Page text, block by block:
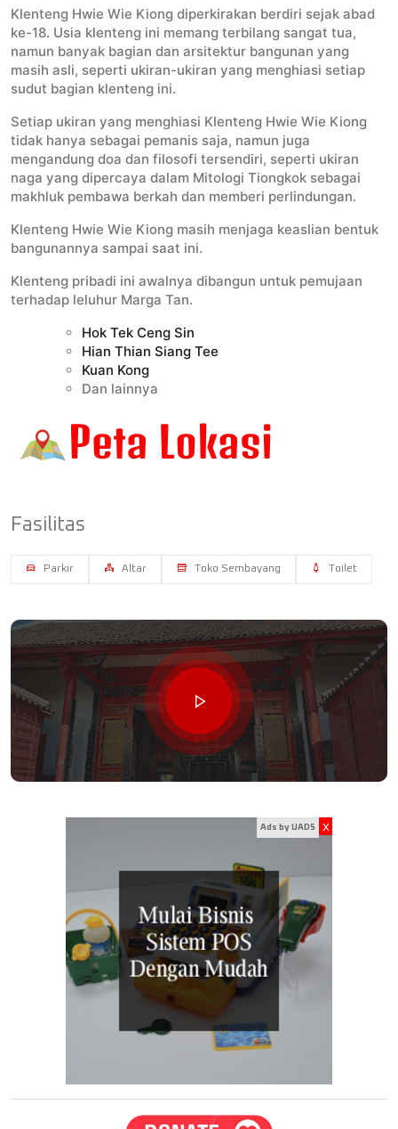
Klenteng Hwie Wie Kiong diperkirakan berdiri sejak abad
ke-18. Usia klenteng ini memang terbilang sangat tua,
namun banyak bagian dan arsitektur bangunan yang
masih asli, seperti ukiran-ukiran yang menghiasi setiap
sudut bagian klenteng ini.
Setiap ukiran yang menghiasi Klenteng Hwie Wie Kiong
tidak hanya sebagai pemanis saja, namun juga
mengandung doa dan filosofi tersendiri, seperti ukiran
naga yang dipercaya dalam Mitologi Tiongkok sebagai
makhluk pembawa berkah dan memberi perlindungan.
Klenteng Hwie Wie Kiong masih menjaga keaslian bentuk
bangunannya sampai saat ini.
Klenteng pribadi ini awalnya dibangun untuk pemujaan
terhadap leluhur Marga Tan.
Hok Tek Ceng Sin
Hian Thian Siang Tee
Kuan Kong
Dan lainnya
Fasilitas
Parkir Altar Toko Sembayang Toilet
Ads by UADS x